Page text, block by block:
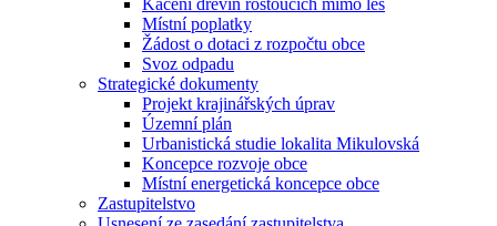
Kácení dřevin rostoucích mimo les
Místní poplatky
Žádost o dotaci z rozpočtu obce
Svoz odpadu
Strategické dokumenty
Projekt krajinářských úprav
Územní plán
Urbanistická studie lokalita Mikulovská
Koncepce rozvoje obce
Místní energetická koncepce obce
Zastupitelstvo